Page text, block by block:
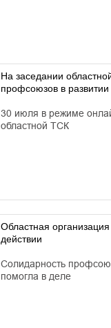
На заседании
профсоюзов в развитии
30 июля в режиме
областной ТСК
Областная
действии
Солидарность
помогла в деле